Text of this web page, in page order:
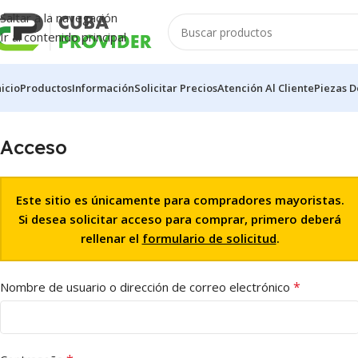
Saltar a la navegación
Ir al contenido principal
ProductosInformaciónSolicitar PreciosAtención Al ClientePiezas
Acceso
Este sitio es únicamente para compradores mayoristas.
Si desea solicitar acceso para comprar, primero deberá
rellenar el formulario de solicitud.
Nombre de usuario o dirección de correo electrónico *